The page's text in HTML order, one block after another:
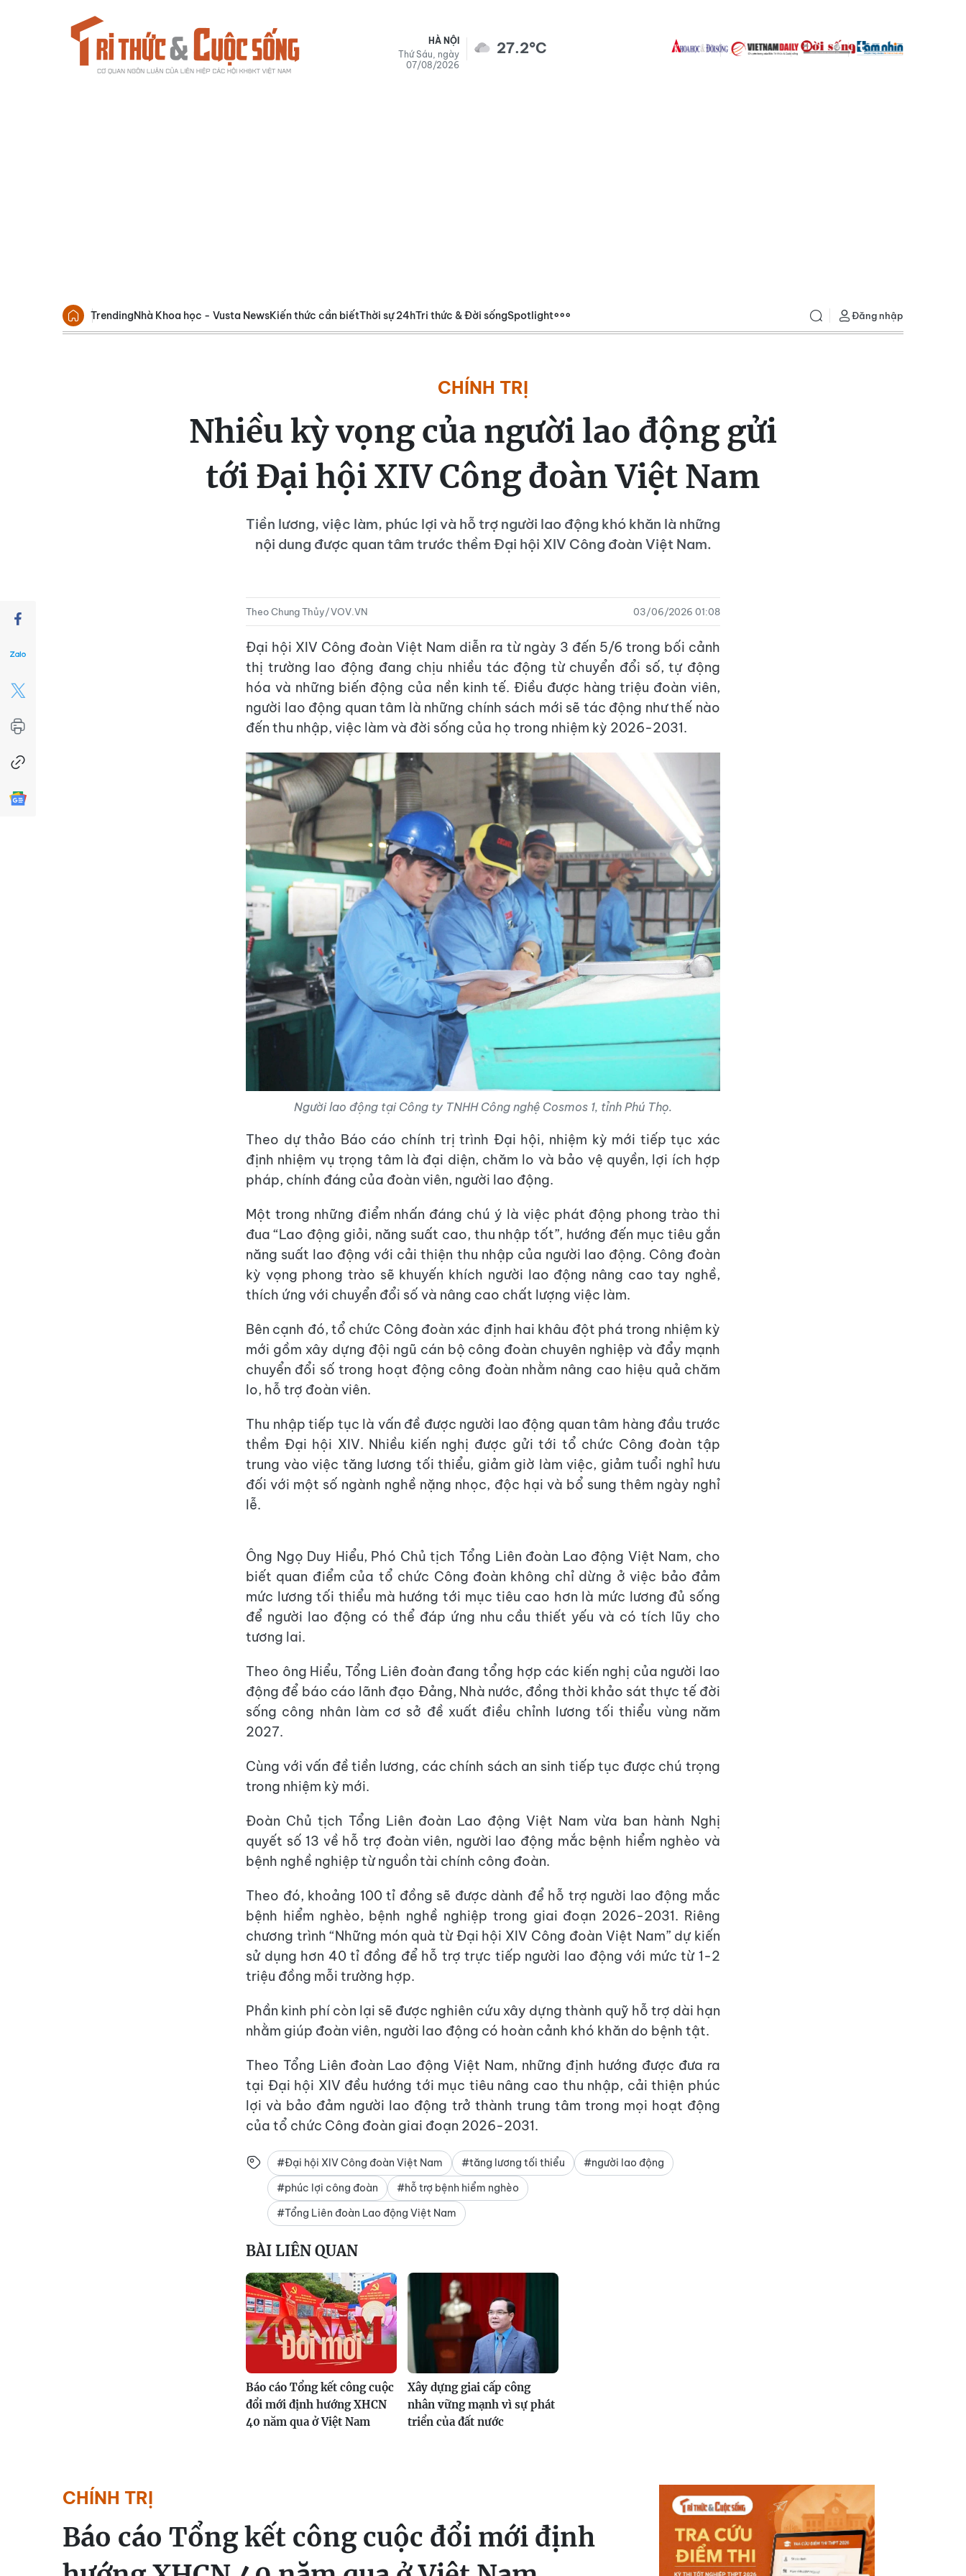
HÀ NỘI
Thứ Sáu, ngày
07/08/2026
27.2°C
TrendingNhà Khoa học - Vusta NewsKiến thức cần biếtThời sự 24hTri thức & Đời sốngSpotlight Đăng nhập
CHÍNH TRỊ
Nhiều kỳ vọng của người lao động gửi
tới Đại hội XIV Công đoàn Việt Nam
Tiền lương, việc làm, phúc lợi và hỗ trợ người lao động khó khăn là những
nội dung được quan tâm trước thềm Đại hội XIV Công đoàn Việt Nam.
Theo Chung Thủy/VOV.VN 03/06/2026 01:08
Đại hội XIV Công đoàn Việt Nam diễn ra từ ngày 3 đến 5/6 trong bối cảnh
thị trường lao động đang chịu nhiều tác động từ chuyển đổi số, tự động
hóa và những biến động của nền kinh tế. Điều được hàng triệu đoàn viên,
người lao động quan tâm là những chính sách mới sẽ tác động như thế nào
đến thu nhập, việc làm và đời sống của họ trong nhiệm kỳ 2026-2031.
Người lao động tại Công ty TNHH Công nghệ Cosmos 1, tỉnh Phú Thọ.
Theo dự thảo Báo cáo chính trị trình Đại hội, nhiệm kỳ mới tiếp tục xác
định nhiệm vụ trọng tâm là đại diện, chăm lo và bảo vệ quyền, lợi ích hợp
pháp, chính đáng của đoàn viên, người lao động.
Một trong những điểm nhấn đáng chú ý là việc phát động phong trào thi
đua “Lao động giỏi, năng suất cao, thu nhập tốt”, hướng đến mục tiêu gắn
năng suất lao động với cải thiện thu nhập của người lao động. Công đoàn
kỳ vọng phong trào sẽ khuyến khích người lao động nâng cao tay nghề,
thích ứng với chuyển đổi số và nâng cao chất lượng việc làm.
Bên cạnh đó, tổ chức Công đoàn xác định hai khâu đột phá trong nhiệm kỳ
mới gồm xây dựng đội ngũ cán bộ công đoàn chuyên nghiệp và đẩy mạnh
chuyển đổi số trong hoạt động công đoàn nhằm nâng cao hiệu quả chăm
lo, hỗ trợ đoàn viên.
Thu nhập tiếp tục là vấn đề được người lao động quan tâm hàng đầu trước
thềm Đại hội XIV. Nhiều kiến nghị được gửi tới tổ chức Công đoàn tập
trung vào việc tăng lương tối thiểu, giảm giờ làm việc, giảm tuổi nghỉ hưu
đối với một số ngành nghề nặng nhọc, độc hại và bổ sung thêm ngày nghỉ
lễ.
Ông Ngọ Duy Hiểu, Phó Chủ tịch Tổng Liên đoàn Lao động Việt Nam, cho
biết quan điểm của tổ chức Công đoàn không chỉ dừng ở việc bảo đảm
mức lương tối thiểu mà hướng tới mục tiêu cao hơn là mức lương đủ sống
để người lao động có thể đáp ứng nhu cầu thiết yếu và có tích lũy cho
tương lai.
Theo ông Hiểu, Tổng Liên đoàn đang tổng hợp các kiến nghị của người lao
động để báo cáo lãnh đạo Đảng, Nhà nước, đồng thời khảo sát thực tế đời
sống công nhân làm cơ sở đề xuất điều chỉnh lương tối thiểu vùng năm
2027.
Cùng với vấn đề tiền lương, các chính sách an sinh tiếp tục được chú trọng
trong nhiệm kỳ mới.
Đoàn Chủ tịch Tổng Liên đoàn Lao động Việt Nam vừa ban hành Nghị
quyết số 13 về hỗ trợ đoàn viên, người lao động mắc bệnh hiểm nghèo và
bệnh nghề nghiệp từ nguồn tài chính công đoàn.
Theo đó, khoảng 100 tỉ đồng sẽ được dành để hỗ trợ người lao động mắc
bệnh hiểm nghèo, bệnh nghề nghiệp trong giai đoạn 2026-2031. Riêng
chương trình “Những món quà từ Đại hội XIV Công đoàn Việt Nam” dự kiến
sử dụng hơn 40 tỉ đồng để hỗ trợ trực tiếp người lao động với mức từ 1-2
triệu đồng mỗi trường hợp.
Phần kinh phí còn lại sẽ được nghiên cứu xây dựng thành quỹ hỗ trợ dài hạn
nhằm giúp đoàn viên, người lao động có hoàn cảnh khó khăn do bệnh tật.
Theo Tổng Liên đoàn Lao động Việt Nam, những định hướng được đưa ra
tại Đại hội XIV đều hướng tới mục tiêu nâng cao thu nhập, cải thiện phúc
lợi và bảo đảm người lao động trở thành trung tâm trong mọi hoạt động
của tổ chức Công đoàn giai đoạn 2026-2031.
#Đại hội XIV Công đoàn Việt Nam #tăng lương tối thiểu
#người lao động
#phúc lợi công đoàn
#hỗ trợ bệnh hiểm nghèo
#Tổng Liên đoàn Lao động Việt Nam
BÀI LIÊN QUAN
Báo cáo Tổng kết công cuộc
đổi mới định hướng XHCN
40 năm qua ở Việt Nam
Xây dựng giai cấp công
nhân vững mạnh vì sự phát
triển của đất nước
CHÍNH TRỊ
Báo cáo Tổng kết công cuộc đổi mới định